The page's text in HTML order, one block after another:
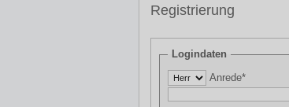
Registrierung
Logindaten
Anrede*